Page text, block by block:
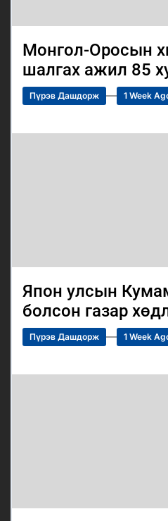
Монгол-Оросын
шалгах ажил 85
Пүрэв Дашдорж 1 Week
Япон улсын
болсон газар
Пүрэв Дашдорж 1 Week